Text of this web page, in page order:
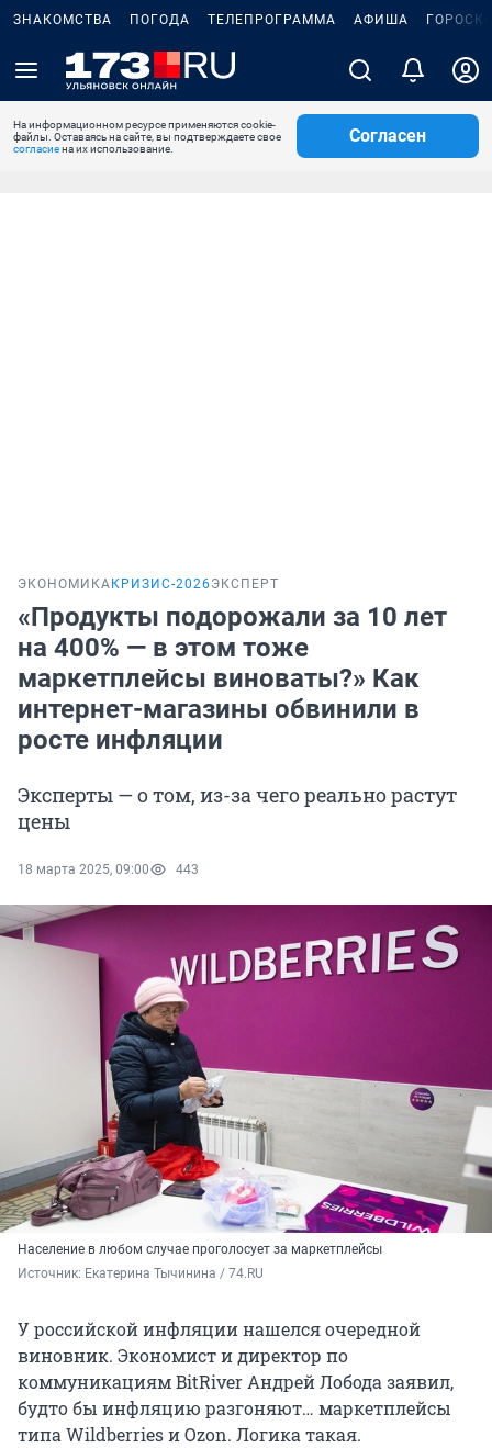
ЗНАКОМСТВА ПОГОДА ТЕЛЕПРОГРАММА АФИША
На информационном ресурсе применяются cookie-
файлы. Оставаясь на сайте, вы подтверждаете свое
согласиена их использование.
Согласен
ЭКОНОМИКА КРИЗИС-2026ЭКСПЕРТ
«Продукты подорожали за 10 лет
на 400% — в этом тоже
маркетплейсы виноваты?» Как
интернет-магазины обвинили в
росте инфляции
Эксперты — о том, из-за чего реально растут
цены
18 марта 2025, 09:00 443
Население в любом случае проголосует за маркетплейсы
Источник: Екатерина Тычинина / 74.RU
У российской инфляции нашелся очередной
виновник. Экономист и директор по
коммуникациям BitRiver Андрей Лобода заявил,
будто бы инфляцию разгоняют… маркетплейсы
типа Wildberries и Ozon. Логика такая.